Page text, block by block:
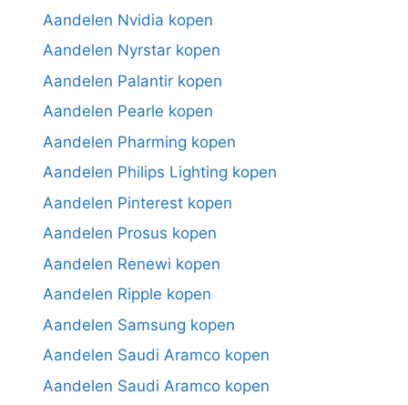
Aandelen Nvidia kopen
Aandelen Nyrstar kopen
Aandelen Palantir kopen
Aandelen Pearle kopen
Aandelen Pharming kopen
Aandelen Philips Lighting kopen
Aandelen Pinterest kopen
Aandelen Prosus kopen
Aandelen Renewi kopen
Aandelen Ripple kopen
Aandelen Samsung kopen
Aandelen Saudi Aramco kopen
Aandelen Saudi Aramco kopen